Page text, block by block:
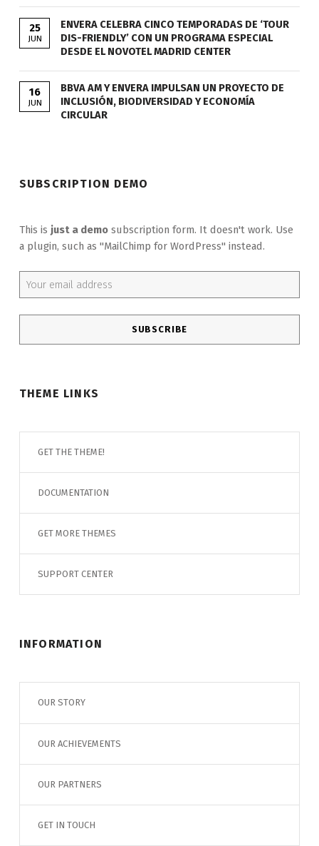
25
JUN
ENVERA CELEBRA CINCO TEMPORADAS DE ‘TOUR
DIS-FRIENDLY’ CON UN PROGRAMA ESPECIAL
DESDE EL NOVOTEL MADRID CENTER
16
JUN
BBVA AM Y ENVERA IMPULSAN UN PROYECTO DE
INCLUSIÓN, BIODIVERSIDAD Y ECONOMÍA
CIRCULAR
SUBSCRIPTION DEMO
This is just a demosubscription form. It doesn't work. Use
a plugin, such as "MailChimp for WordPress" instead.
Email address:
THEME LINKS
GET THE THEME!
DOCUMENTATION
GET MORE THEMES
SUPPORT CENTER
INFORMATION
OUR STORY
OUR ACHIEVEMENTS
OUR PARTNERS
GET IN TOUCH